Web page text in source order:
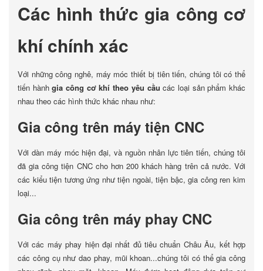
Các hình thức gia công cơ
khí chính xác
Với những công nghê, máy móc thiết bị tiên tiến, chúng tôi có thể
tiến hànhgia công cơ khí theo yêu cầu các loại sản phẩm khác
nhau theo các hình thức khác nhau như:
Gia công trên máy tiện CNC
Với dàn máy móc hiện đại, và nguồn nhân lực tiên tiến, chúng tôi
đã gia công tiện CNC cho hơn 200 khách hàng trên cả nước. Với
các kiểu tiện tương ứng như tiện ngoài, tiện bậc, gia công ren kim
loại...
Gia công trên máy phay CNC
Với các máy phay hiện đại nhất đủ tiêu chuẩn Châu Âu, kết hợp
các công cụ như dao phay, mũi khoan...chúng tôi có thể gia công